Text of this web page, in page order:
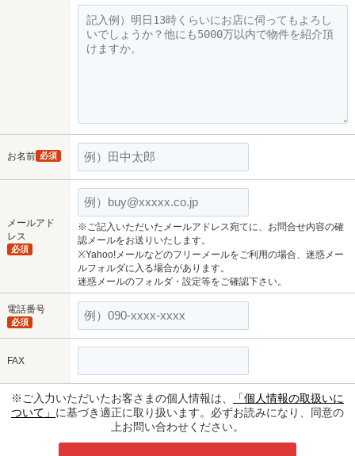
お名前 必須
メールアド
レス
必須
※ご記入いただいたメールアドレス宛てに、お問合せ内容の確
認メールをお送りいたします。
※Yahoo!メールなどのフリーメールをご利用の場合、迷惑メー
ルフォルダに入る場合があります。
迷惑メールのフォルダ・設定等をご確認下さい。
電話番号
必須
FAX
※ご入力いただいたお客さまの個人情報は、
「個人情報の取扱いに
ついて」 に基づき適正に取り扱います。必ずお読みになり、同意の
上お問い合わせください。